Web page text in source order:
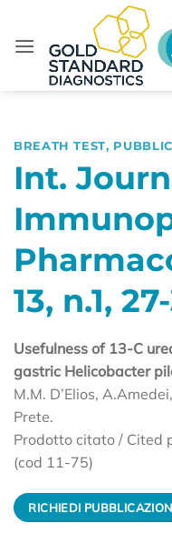
contenuti
BREATH TEST,
Int.
13, n.1,
Usefulness of 13-C
gastric Helicobacter
M.M. D’Elios,
Prete.
Prodotto citato / Cited
(cod 11-75)
RICHIEDI